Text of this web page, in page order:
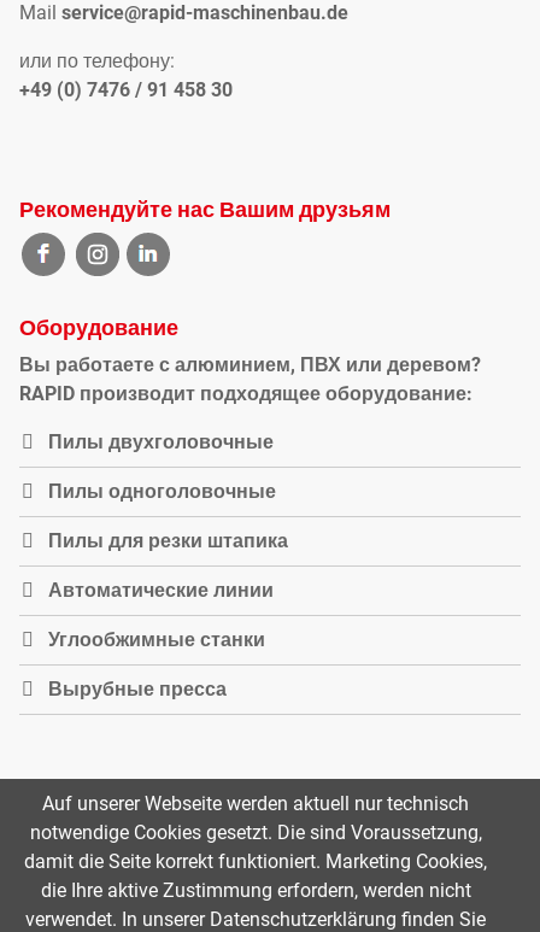
Mail service@rapid-maschinenbau.de
или по телефону:
+49 (0) 7476 / 91 458 30
Рекомендуйте нас Вашим друзьям
Оборудование
Вы работаете с алюминием, ПВХ или деревом?
RAPID производит подходящее оборудование:
Пилы двухголовочные
Пилы одноголовочные
Пилы для резки штапика
Автоматические линии
Углообжимные станки
Вырубные пресса
© 2026 RAPID Maschinenbau GmbH
Auf unserer Webseite werden aktuell nur technisch
notwendige Cookies gesetzt. Die sind Voraussetzung,
damit die Seite korrekt funktioniert. Marketing Cookies,
die Ihre aktive Zustimmung erfordern, werden nicht
verwendet. In unserer Datenschutzerklärung finden Sie